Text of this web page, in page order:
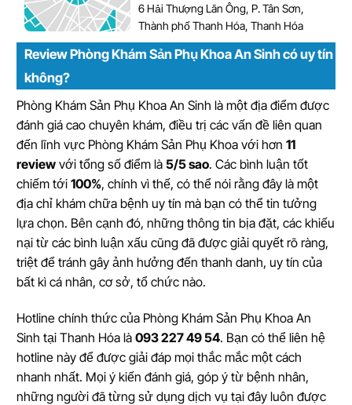
6 Hải Thượng Lãn Ông, P. Tân Sơn,
Thành phố Thanh Hóa, Thanh Hóa
Review Phòng Khám Sản Phụ Khoa An Sinh có uy tín
không?
Phòng Khám Sản Phụ Khoa An Sinh là một địa điểm được
đánh giá cao chuyên khám, điều trị các vấn đề liên quan
đến lĩnh vực Phòng Khám Sản Phụ Khoa với hơn 11
review với tổng số điểm là 5/5 sao. Các bình luận tốt
chiếm tới 100%, chính vì thế, có thể nói rằng đây là một
địa chỉ khám chữa bệnh uy tín mà bạn có thể tin tưởng
lựa chọn. Bên cạnh đó, những thông tin bịa đặt, các khiếu
nại từ các bình luận xấu cũng đã được giải quyết rõ ràng,
triệt để tránh gây ảnh hưởng đến thanh danh, uy tín của
bất kì cá nhân, cơ sở, tổ chức nào.
Hotline chính thức của Phòng Khám Sản Phụ Khoa An
Sinh tại Thanh Hóa là 093 227 49 54. Bạn có thể liên hệ
hotline này để được giải đáp mọi thắc mắc một cách
nhanh nhất. Mọi ý kiến đánh giá, góp ý từ bệnh nhân,
những người đã từng sử dụng dịch vụ tại đây luôn được